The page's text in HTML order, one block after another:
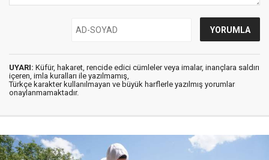
UYARI: Küfür, hakaret, rencide edici cümleler veya imalar, inançlara saldırı
içeren, imla kuralları ile yazılmamış,
Türkçe karakter kullanılmayan ve büyük harflerle yazılmış yorumlar
onaylanmamaktadır.